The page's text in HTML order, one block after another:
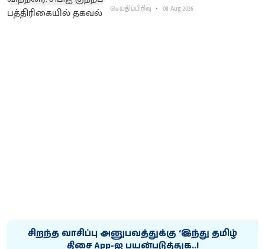
செய்திப்பிரிவு 08 Aug 2026
சிறந்த வாசிப்பு அனுபவத்துக்கு ‘இந்து தமிழ்
திசை App-ஐ பயன்படுத்துக..!